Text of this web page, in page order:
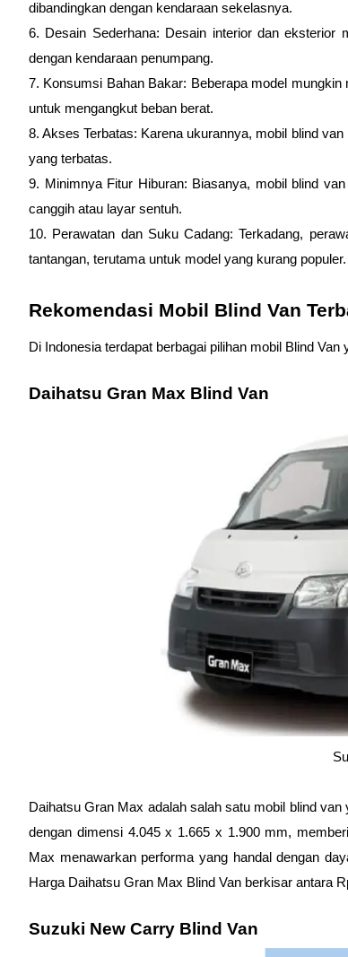
dibandingkan dengan kendaraan sekelasnya.
6. Desain Sederhana: Desain interior dan eksterior
dengan kendaraan penumpang.
7. Konsumsi Bahan Bakar: Beberapa model
untuk mengangkut beban berat.
8. Akses Terbatas: Karena ukurannya, mobil blind
yang terbatas.
9. Minimnya Fitur Hiburan: Biasanya, mobil blind
canggih atau layar sentuh.
10. Perawatan dan Suku Cadang: Terkadang,
tantangan, terutama untuk model yang kurang populer.
Rekomendasi Mobil Blind Van
Di Indonesia terdapat berbagai pilihan mobil Blind
Daihatsu Gran Max Blind Van
Daihatsu Gran Max adalah salah satu mobil blind
dengan dimensi 4.045 x 1.665 x 1.900 mm,
Max menawarkan performa yang handal dengan
Harga Daihatsu Gran Max Blind Van berkisar antara
Suzuki New Carry Blind Van